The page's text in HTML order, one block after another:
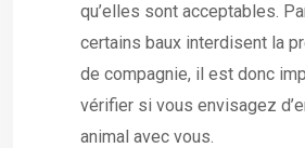
qu’elles sont acceptables.
certains baux interdisent la
de compagnie, il est donc
vérifier si vous envisagez
animal avec vous.